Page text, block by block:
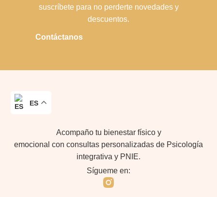
suscríbete para no perderte novedades y
descuentos.
Contáctanos
Acompaño tu bienestar físico y
emocional con consultas personalizadas de Psicología
integrativa y PNIE.
Sígueme en:
ES